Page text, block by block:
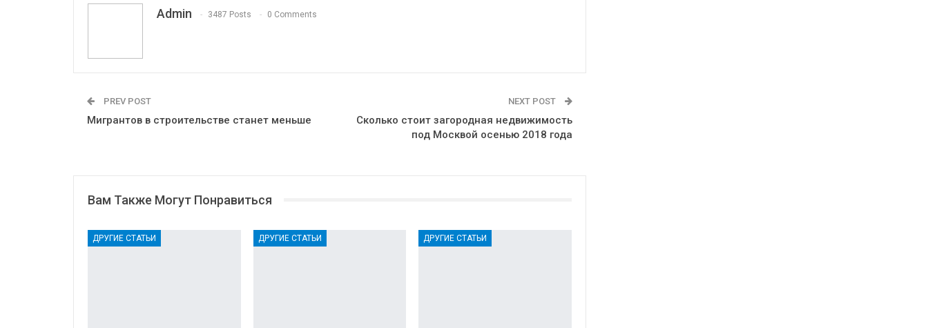
Admin 3487 Posts 0 Comments
PREV POST
Мигрантов в строительстве станет меньше
NEXT POST
Сколько стоит загородная недвижимость
под Москвой осенью 2018 года
Вам Также Могут Понравиться
ДРУГИЕ СТАТЬИ ДРУГИЕ СТАТЬИ ДРУГИЕ СТАТЬИ